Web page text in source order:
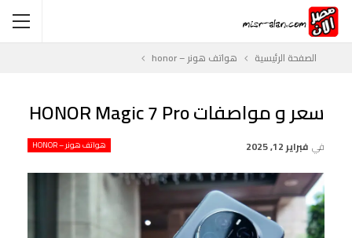
الصفحة الرئيسية هواتف هونر – honor
سعر و مواصفات HONOR Magic 7 Pro
هواتف هونر – HONOR في فبراير 12, 2025